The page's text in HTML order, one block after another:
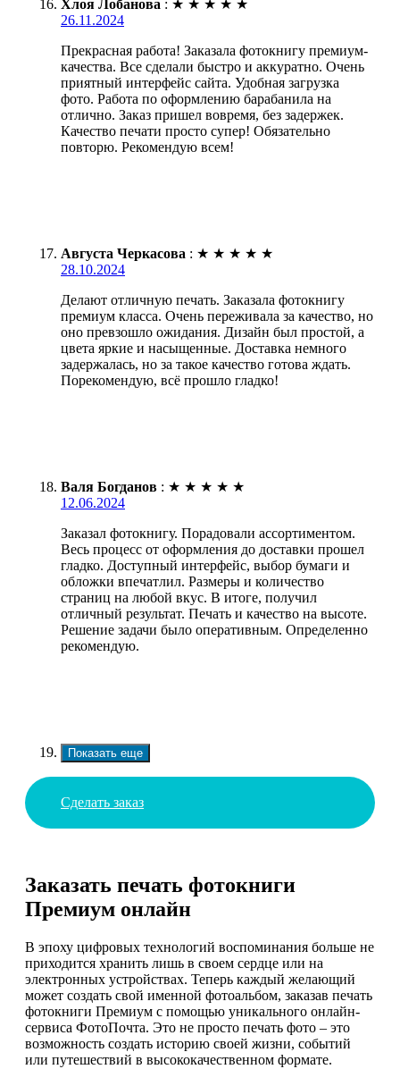
Хлоя Лобанова : ★ ★ ★ ★ ★
26.11.2024
Прекрасная работа! Заказала фотокнигу премиум-
качества. Все сделали быстро и аккуратно. Очень
приятный интерфейс сайта. Удобная загрузка
фото. Работа по оформлению барабанила на
отлично. Заказ пришел вовремя, без задержек.
Качество печати просто супер! Обязательно
повторю. Рекомендую всем!
Августа Черкасова : ★ ★ ★ ★ ★
28.10.2024
Делают отличную печать. Заказала фотокнигу
премиум класса. Очень переживала за качество, но
оно превзошло ожидания. Дизайн был простой, а
цвета яркие и насыщенные. Доставка немного
задержалась, но за такое качество готова ждать.
Порекомендую, всё прошло гладко!
Валя Богданов : ★ ★ ★ ★ ★
12.06.2024
Заказал фотокнигу. Порадовали ассортиментом.
Весь процесс от оформления до доставки прошел
гладко. Доступный интерфейс, выбор бумаги и
обложки впечатлил. Размеры и количество
страниц на любой вкус. В итоге, получил
отличный результат. Печать и качество на высоте.
Решение задачи было оперативным. Определенно
рекомендую.
Показать еще
Сделать заказ
Заказать печать фотокниги
Премиум онлайн
В эпоху цифровых технологий воспоминания больше не
приходится хранить лишь в своем сердце или на
электронных устройствах. Теперь каждый желающий
может создать свой именной фотоальбом, заказав печать
фотокниги Премиум с помощью уникального онлайн-
сервиса ФотоПочта. Это не просто печать фото – это
возможность создать историю своей жизни, событий
или путешествий в высококачественном формате.